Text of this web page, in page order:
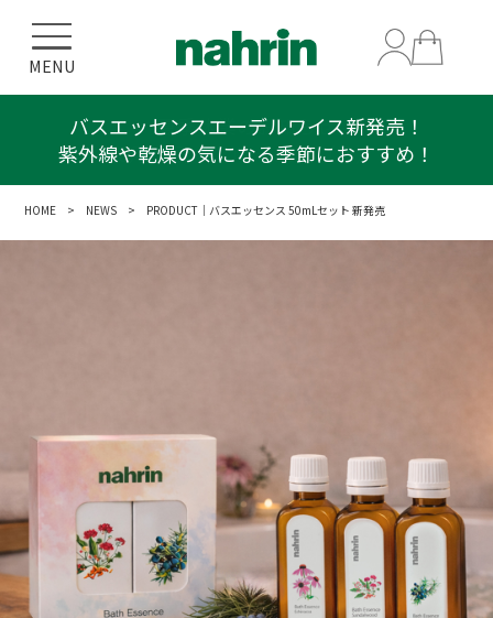
MENU
バスエッセンスエーデルワイス新発売！
紫外線や乾燥の気になる季節におすすめ！
HOME > NEWS > PRODUCT｜バスエッセンス 50mLセット 新発売